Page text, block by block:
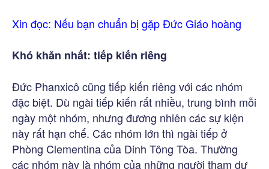
Xin đọc: Nếu bạn chuẩn bị gặp Đức Giáo hoàng
Khó khăn nhất: tiếp kiến riêng
Đức Phanxicô cũng tiếp kiến riêng với các nhóm
đặc biệt. Dù ngài tiếp kiến rất nhiều, trung bình mỗi
ngày một nhóm, nhưng đương nhiên các sự kiện
này rất hạn chế. Các nhóm lớn thì ngài tiếp ở
Phòng Clementina của Dinh Tông Tòa. Thường
các nhóm này là nhóm của những người tham dự